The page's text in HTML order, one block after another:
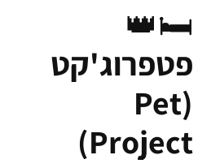
🛏️👑
פטפרוג'קט
(Pet
Project)